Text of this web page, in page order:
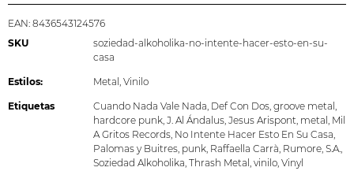
EAN: 8436543124576
SKU
soziedad-alkoholika-no-intente-hacer-esto-en-su-
casa
Estilos: Metal Vinilo
Etiquetas Cuando Nada Vale Nada Def Con Dos groove metal
hardcore punk J. Al Ándalus Jesus Arispont metal
Mil
A Gritos Records No Intente Hacer Esto En Su Casa
Palomas y Buitres punk Raffaella Carrà Rumore S.A.
Soziedad Alkoholika Thrash Metal vinilo Vinyl